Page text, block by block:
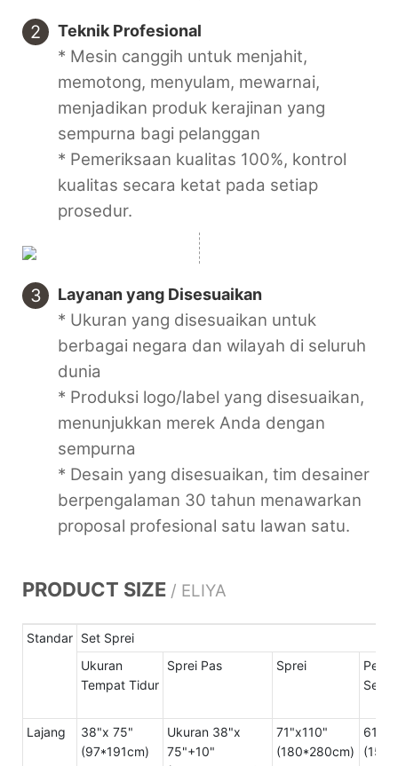
2 Teknik Profesional
* Mesin canggih untuk menjahit,
memotong, menyulam, mewarnai,
menjadikan produk kerajinan yang
sempurna bagi pelanggan
* Pemeriksaan kualitas 100%, kontrol
kualitas secara ketat pada setiap
prosedur.
3 Layanan yang Disesuaikan
* Ukuran yang disesuaikan untuk
berbagai negara dan wilayah di seluruh
dunia
* Produksi logo/label yang disesuaikan,
menunjukkan merek Anda dengan
sempurna
* Desain yang disesuaikan, tim desainer
berpengalaman 30 tahun menawarkan
proposal profesional satu lawan satu.
PRODUCT SIZE / ELIYA
Standar Set Sprei
Ukuran
Tempat Tidur
Sprei Pas Sprei
Lajang
38"x 75"
(97*191cm)
Ukuran 38"x
75"+10"
71"x110"
(180*280cm)